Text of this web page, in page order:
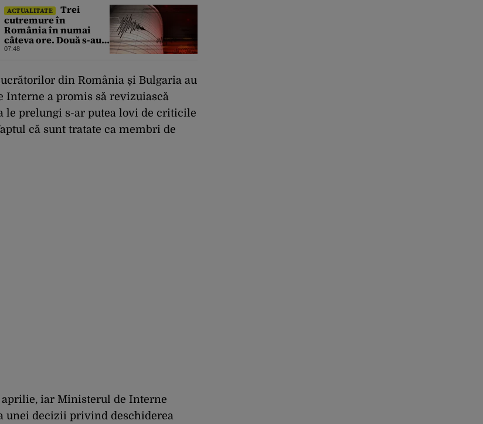
ACTUALITATE
Trei
cutremure în
România în numai
câteva ore. Două s-au
produs într-o zonă
07:48
din România și Bulgaria au
Interne a promis să revizuiască
le prelungi s-ar putea lovi de criticile
că sunt tratate ca membri de
iar Ministerul de Interne
unei decizii privind deschiderea